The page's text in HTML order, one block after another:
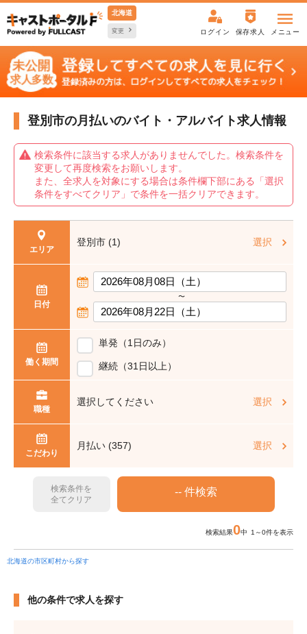
北海道
変更 ログイン 保存求人 メニュー
登別市の月払いのバイト・アルバイト求人情報
検索条件に該当する求人がありませんでした。検索条件を
変更して再度検索をお願いします。
また、全求人を対象にする場合は条件欄下部にある「選択
条件をすべてクリア」で条件を一括クリアできます。
エリア
登別市 (1) 選択
日付
〜
働く期間
単発（1日のみ）
継続（31日以上）
職種
選択してください 選択
こだわり
月払い (357) 選択
検索条件を
全てクリア
検索結果0中 1～0件を表示
北海道の市区町村から探す
他の条件で求人を探す